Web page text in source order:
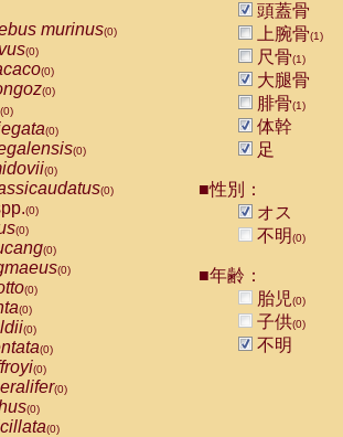
murinus(0)
(0)
(0)
(0)
(0)
(0)
(0)
(0)
(0)
(0)
(0)
(0)
(0)
(0)
(0)
(0)
(0)
(0)
(0)
(0)
(0)
頭蓋骨
上腕骨(1)
尺骨(1)
大腿骨
腓骨(1)
体幹
足
■性別：
オス
不明(0)
■年齢：
胎児(0)
子供(0)
不明